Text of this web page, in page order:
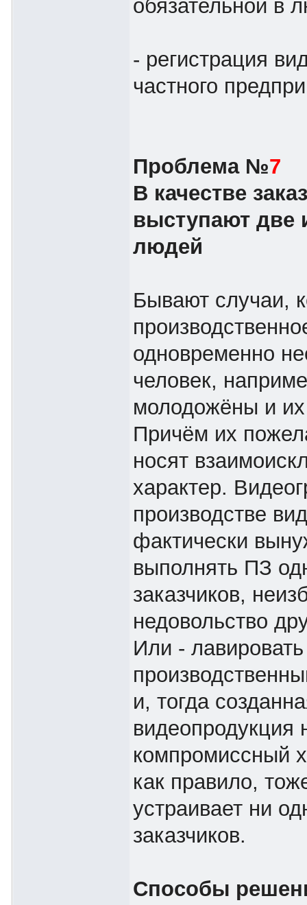
обязательной в
- регистрация
частного
Проблема №7
В качестве
выступают две
людей
Бывают случаи,
одновременно
человек,
молодожёны и
Причём их
носят
характер.
производстве
фактически
выполнять ПЗ
заказчиков,
недовольство
Или -
и, тогда
видеопродукция
компромиссный
как правило,
устраивает ни
заказчиков.
Способы